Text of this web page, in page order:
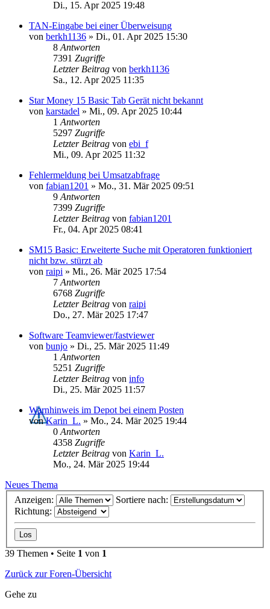
Di., 15. Apr 2025 19:48
TAN-Eingabe bei einer Überweisung
von berkh1136 » Di., 01. Apr 2025 15:30
8 Antworten
7391 Zugriffe
Letzter Beitrag von berkh1136
Sa., 12. Apr 2025 11:35
Star Money 15 Basic Tab Gerät nicht bekannt
von karstadel » Mi., 09. Apr 2025 10:44
1 Antworten
5297 Zugriffe
Letzter Beitrag von ebi_f
Mi., 09. Apr 2025 11:32
Fehlermeldung bei Umsatzabfrage
von fabian1201 » Mo., 31. Mär 2025 09:51
9 Antworten
7399 Zugriffe
Letzter Beitrag von fabian1201
Fr., 04. Apr 2025 08:41
SM15 Basic: Erweiterte Suche mit Operatoren funktioniert
nicht bzw. stürzt ab
von raipi » Mi., 26. Mär 2025 17:54
7 Antworten
6768 Zugriffe
Letzter Beitrag von raipi
Do., 27. Mär 2025 17:47
Software Teamviewer/fastviewer
von bunjo » Di., 25. Mär 2025 11:49
1 Antworten
5251 Zugriffe
Letzter Beitrag von info
Di., 25. Mär 2025 11:57
Warnhinweis im Depot bei einem Posten
vonKarin_L. » Mo., 24. Mär 2025 19:44
0 Antworten
4358 Zugriffe
Letzter Beitrag von Karin_L.
Mo., 24. Mär 2025 19:44
Neues Thema
Anzeigen:
Sortiere nach:
Richtung:
39 Themen • Seite 1 von 1
Zurück zur Foren-Übersicht
Gehe zu